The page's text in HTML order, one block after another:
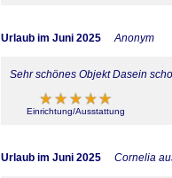
Urlaub im Juni 2025 Anonym
Sehr schönes Objekt Dasein
Einrichtung/Ausstattung
Urlaub im Juni 2025 Cornelia